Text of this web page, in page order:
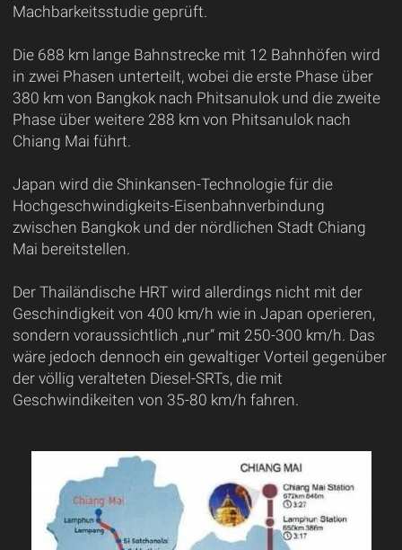
Machbarkeitsstudie geprüft.
Die 688 km lange Bahnstrecke mit 12 Bahnhöfen wird
in zwei Phasen unterteilt, wobei die erste Phase über
380 km von Bangkok nach Phitsanulok und die zweite
Phase über weitere 288 km von Phitsanulok nach
Chiang Mai führt.
Japan wird die Shinkansen-Technologie für die
Hochgeschwindigkeits-Eisenbahnverbindung
zwischen Bangkok und der nördlichen Stadt Chiang
Mai bereitstellen.
Der Thailändische HRT wird allerdings nicht mit der
Geschindigkeit von 400 km/h wie in Japan operieren,
sondern voraussichtlich „nur“ mit 250-300 km/h. Das
wäre jedoch dennoch ein gewaltiger Vorteil gegenüber
der völlig veralteten Diesel-SRTs, die mit
Geschwindikeiten von 35-80 km/h fahren.